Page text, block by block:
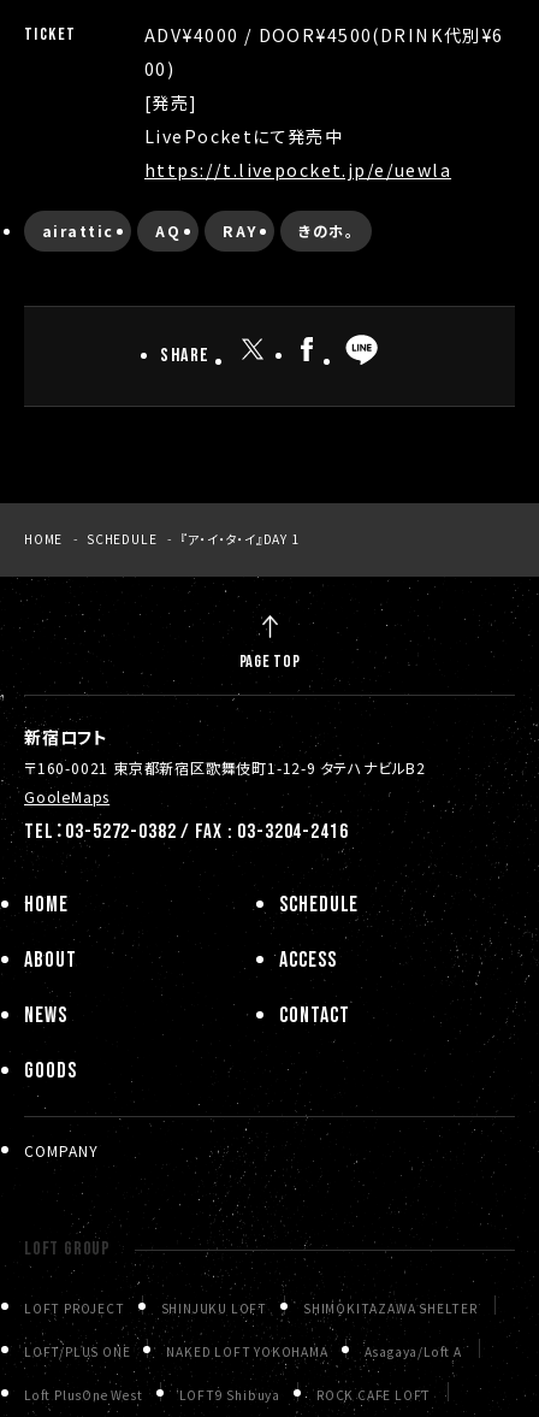
TICKET
ADV¥4000 / DOOR¥4500(DRINK代別¥6
00)
[発売]
LivePocketにて発売中
https://t.livepocket.jp/e/uewla
airattic AQ RAY きのホ。
SHARE
HOME SCHEDULE 『ア・イ・タ・イ』DAY 1
新宿ロフト
〒160-0021 東京都新宿区歌舞伎町1-12-9 タテハナビルB2
GooleMaps
TEL：03-5272-0382 / FAX : 03-3204-2416
HOME SCHEDULE
ABOUT ACCESS
NEWS CONTACT
GOODS
COMPANY
LOFT GROUP
LOFT PROJECT SHINJUKU LOFT SHIMOKITAZAWA SHELTER
LOFT/PLUS ONE NAKED LOFT YOKOHAMA Asagaya/Loft A
Loft PlusOne West LOFT9 Shibuya ROCK CAFE LOFT
PAGE TOP